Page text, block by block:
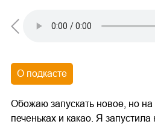
О подкасте
Обожаю запускать новое, но на
печеньках и какао. Я